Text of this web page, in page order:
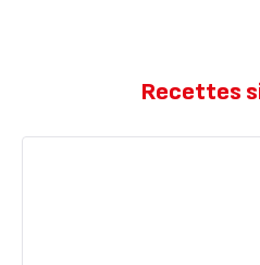
Recettes